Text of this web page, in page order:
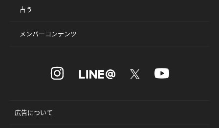
占う
メンバーコンテンツ
広告について